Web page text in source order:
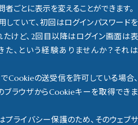
ごとに表示を変えることができます。
していて、初回はログインパスワードを
けど、2回目以降はログイン画面は表
、という経験ありませんか？それは
Cookieの送受信を許可している場合、
ブラウザからCookieキーを取得できま
プライバシー保護のため、そのウェブサ